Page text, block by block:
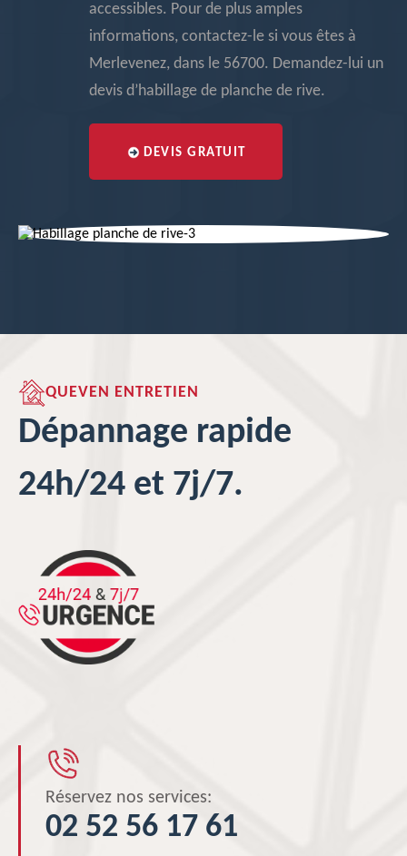
accessibles. Pour de plus amples
informations, contactez-le si vous êtes à
Merlevenez, dans le 56700. Demandez-lui un
devis d’habillage de planche de rive.
DEVIS GRATUIT
QUEVEN ENTRETIEN
Dépannage rapide
24h/24 et 7j/7.
Réservez nos services:
02 52 56 17 61